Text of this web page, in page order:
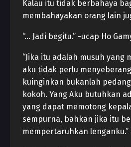
Kalau itu tidak berbahaya
membahayakan orang lain
“… Jadi begitu.” -ucap Ho
“Jika itu adalah musuh yang
aku tidak perlu
kuinginkan bukanlah
kokoh. Yang Aku butuhkan
yang dapat memotong
sempurna, bahkan jika itu
mempertaruhkan lenganku.”